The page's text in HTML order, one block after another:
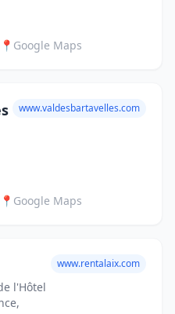
📍 Google Maps
www.valdesbartavelles.com
📍 Google Maps
l'Hôtel
www.rentalaix.com